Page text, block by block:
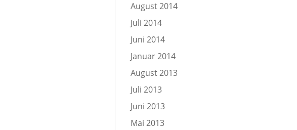
August 2014
Juli 2014
Juni 2014
Januar 2014
August 2013
Juli 2013
Juni 2013
Mai 2013